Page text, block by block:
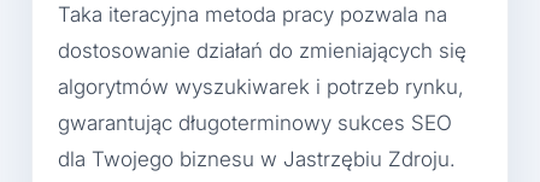
Taka iteracyjna metoda pracy pozwala na
dostosowanie działań do zmieniających się
algorytmów wyszukiwarek i potrzeb rynku,
gwarantując długoterminowy sukces SEO
dla Twojego biznesu w Jastrzębiu Zdroju.